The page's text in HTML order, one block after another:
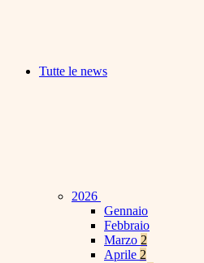
Tutte le news
2026
Gennaio
Febbraio
Marzo 2
Aprile 2